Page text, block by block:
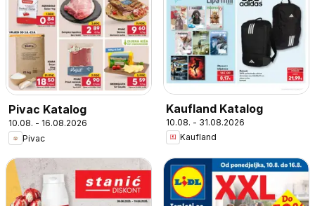
Pivac Katalog
10.08. - 16.08.2026
Pivac
Kaufland Katalog
10.08. - 31.08.2026
Kaufland